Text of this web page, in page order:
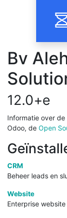
Bv
12.0+e
Informatie over
Odoo, de Open
CRM
Beheer leads en
Website
Enterprise